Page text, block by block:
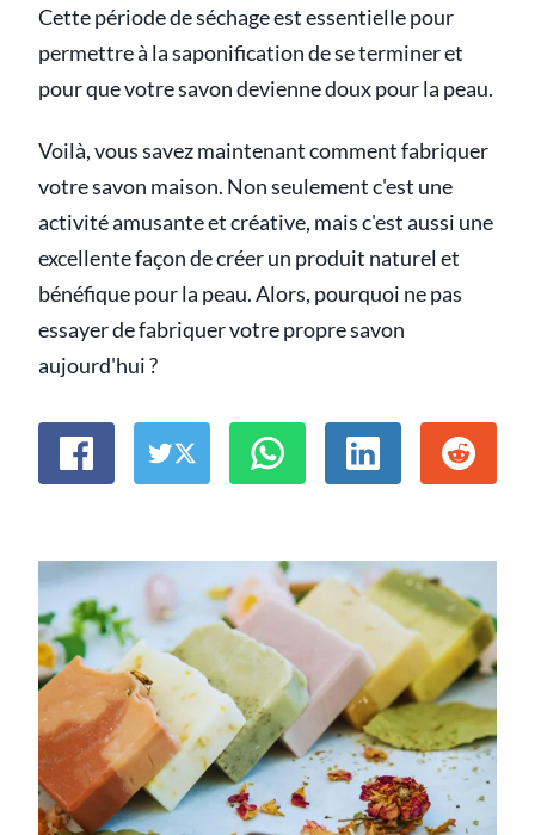
Cette période de séchage est essentielle pour
permettre à la saponification de se terminer et
pour que votre savon devienne doux pour la peau.
Voilà, vous savez maintenant comment fabriquer
votre savon maison. Non seulement c'est une
activité amusante et créative, mais c'est aussi une
excellente façon de créer un produit naturel et
bénéfique pour la peau. Alors, pourquoi ne pas
essayer de fabriquer votre propre savon
aujourd'hui ?